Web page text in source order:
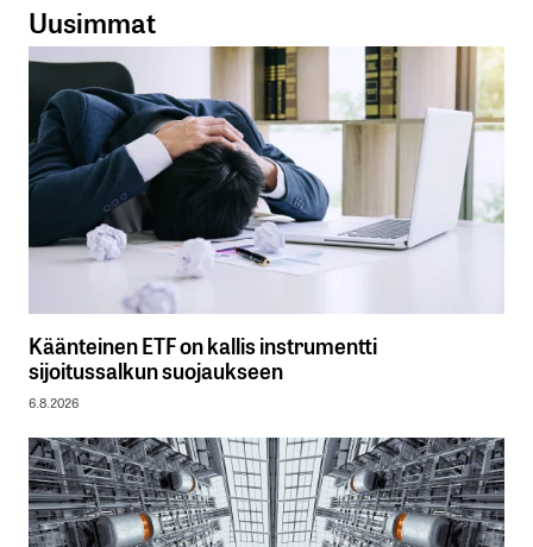
Uusimmat
Käänteinen ETF on kallis instrumentti
sijoitussalkun suojaukseen
6.8.2026